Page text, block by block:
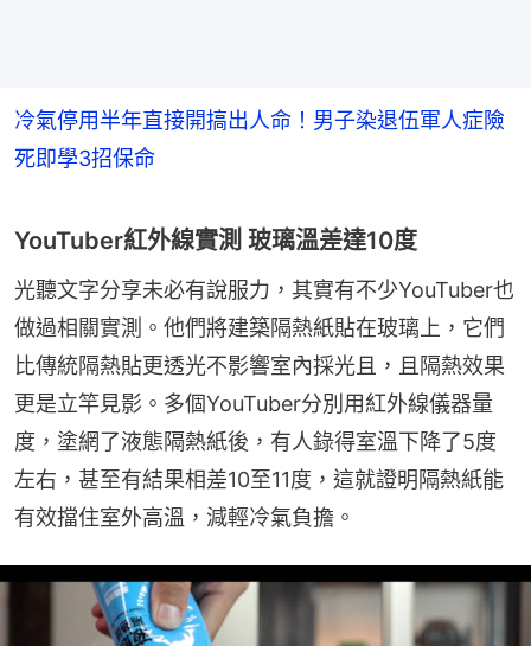
冷氣停用半年直接開搞出人命！男子染退伍軍人症險
死即學3招保命
YouTuber紅外線實測 玻璃溫差達10度
光聽文字分享未必有說服力，其實有不少YouTuber也
做過相關實測。他們將建築隔熱紙貼在玻璃上，它們
比傳統隔熱貼更透光不影響室內採光且，且隔熱效果
更是立竿見影。多個YouTuber分別用紅外線儀器量
度，塗網了液態隔熱紙後，有人錄得室溫下降了5度
左右，甚至有結果相差10至11度，這就證明隔熱紙能
有效擋住室外高溫，減輕冷氣負擔。